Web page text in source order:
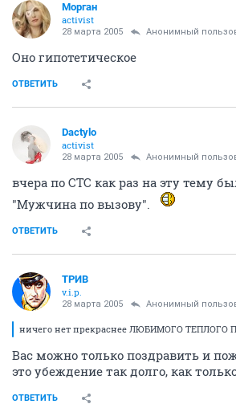
Морган
activist
28 марта 2005 Анонимный
Оно гипотетическое
ОТВЕТИТЬ
Dactylo
activist
28 марта 2005 Анонимный
вчера по СТС как раз на эту тему
"Мужчина по вызову".
ОТВЕТИТЬ
ТРИВ
v.i.p.
28 марта 2005 Анонимный
ничего нет прекраснее ЛЮБИМОГО ТЕПЛОГО
Вас можно только поздравить и
это убеждение так долго, как
ОТВЕТИТЬ